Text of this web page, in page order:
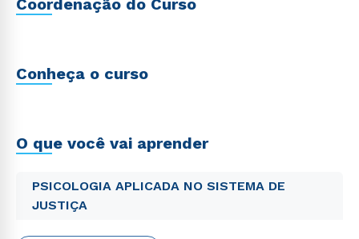
Coordenação do Curso
Conheça o curso
O que você vai aprender
PSICOLOGIA APLICADA NO SISTEMA DE
JUSTIÇA